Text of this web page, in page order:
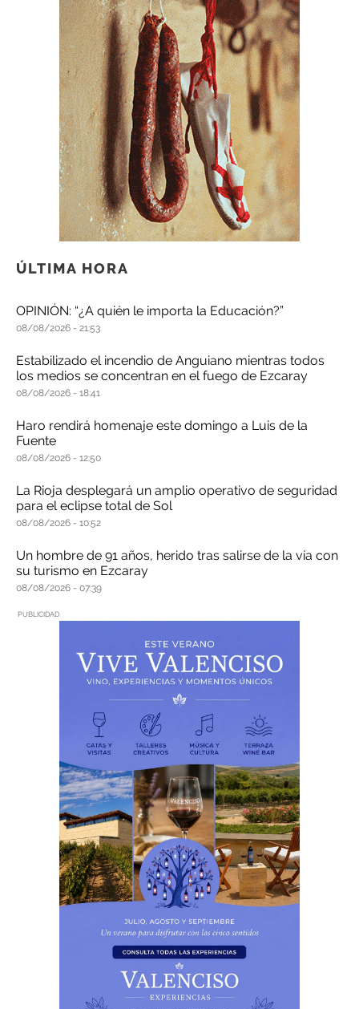
ÚLTIMA HORA
OPINIÓN: “¿A quién le importa la Educación?”
08/08/2026 21:53
Estabilizado el incendio de Anguiano mientras todos
los medios se concentran en el fuego de Ezcaray
08/08/2026 18:41
Haro rendirá homenaje este domingo a Luis de la
Fuente
08/08/2026 12:50
La Rioja desplegará un amplio operativo de seguridad
para el eclipse total de Sol
08/08/2026 10:52
Un hombre de 91 años, herido tras salirse de la vía con
su turismo en Ezcaray
08/08/2026 07:39
PUBLICIDAD